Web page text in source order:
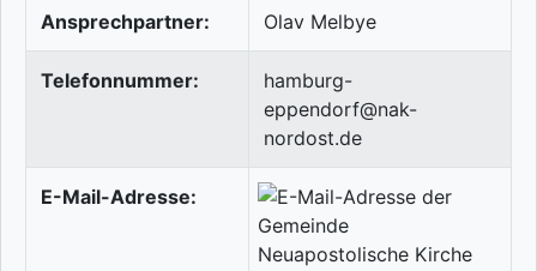
Ansprechpartner: Olav Melbye
Telefonnummer:
hamburg-
eppendorf@nak-
nordost.de
E-Mail-Adresse: